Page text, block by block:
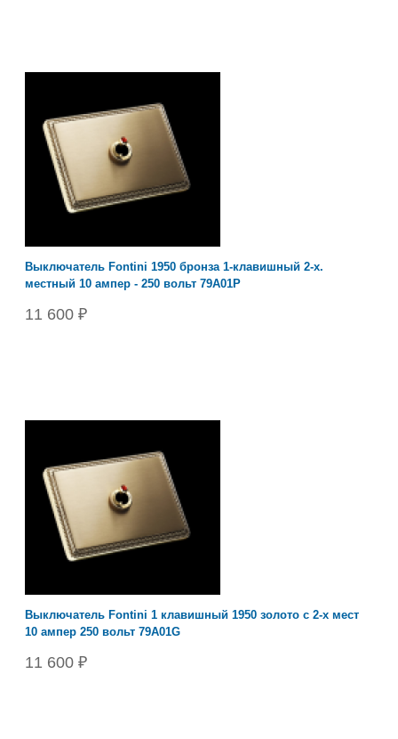
Выключатель Fontini 1950 бронза 1-клавишный 2-х.
местный 10 ампер - 250 вольт 79A01P
11 600 ₽
Выключатель Fontini 1 клавишный 1950 золото с 2-х мест
10 ампер 250 вольт 79A01G
11 600 ₽